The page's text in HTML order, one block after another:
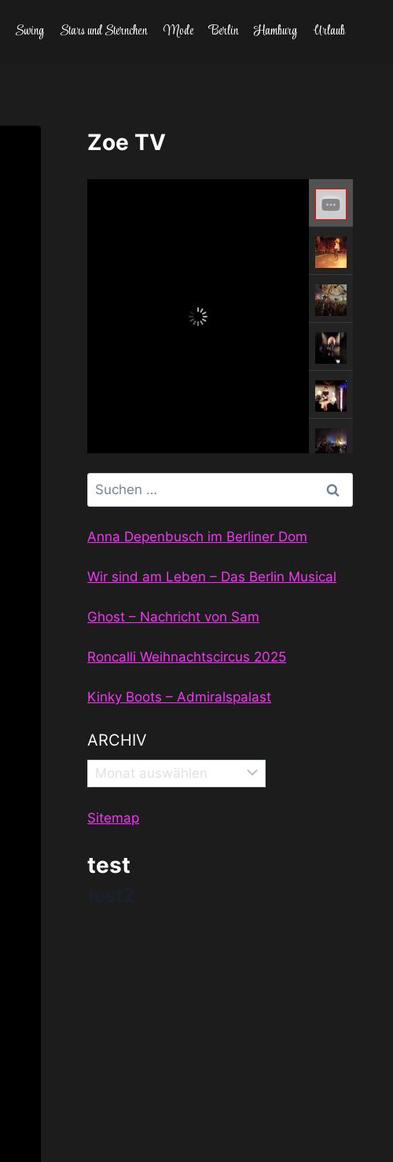
Swing Stars und Sternchen Mode Berlin Hamburg Urlaub
Zoe TV
Suchen
nach:
Anna Depenbusch im Berliner Dom
Wir sind am Leben – Das Berlin Musical
Ghost – Nachricht von Sam
Roncalli Weihnachtscircus 2025
Kinky Boots – Admiralspalast
ARCHIV
Archiv
Sitemap
test